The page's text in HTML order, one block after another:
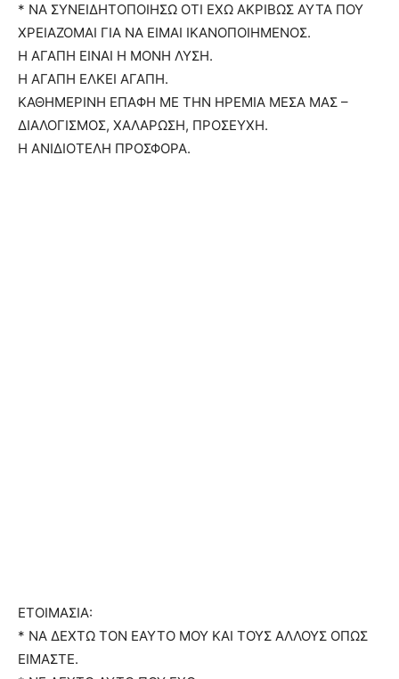
* ΝΑ ΣΥΝΕΙΔΗΤΟΠΟΙΗΣΩ ΟΤΙ ΕΧΩ ΑΚΡΙΒΩΣ ΑΥΤΑ ΠΟΥ
ΧΡΕΙΑΖΟΜΑΙ ΓΙΑ ΝΑ ΕΙΜΑΙ ΙΚΑΝΟΠΟΙΗΜΕΝΟΣ.
H AΓΑΠΗ ΕΙΝΑΙ Η ΜΟΝΗ ΛΥΣΗ.
Η ΑΓΑΠΗ ΕΛΚΕΙ ΑΓΑΠΗ.
ΚΑΘΗΜΕΡΙΝΗ ΕΠΑΦΗ ΜΕ ΤΗΝ ΗΡΕΜΙΑ ΜΕΣΑ ΜΑΣ –
ΔΙΑΛΟΓΙΣΜΟΣ, ΧΑΛΑΡΩΣΗ, ΠΡΟΣΕΥΧΗ.
Η ΑΝΙΔΙΟΤΕΛΗ ΠΡΟΣΦΟΡΑ.
ΕΤΟΙΜΑΣΙΑ:
* ΝΑ ΔΕΧΤΩ ΤΟΝ ΕΑΥΤΟ ΜΟΥ ΚΑΙ ΤΟΥΣ ΑΛΛΟΥΣ ΟΠΩΣ
ΕΙΜΑΣΤΕ.